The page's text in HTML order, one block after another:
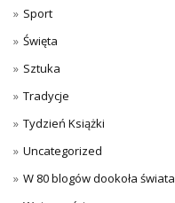
Sport
Święta
Sztuka
Tradycje
Tydzień Książki
Uncategorized
W 80 blogów dookoła świata